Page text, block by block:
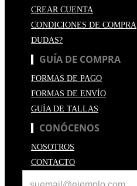
CREAR CUENTA
CONDICIONES DE COMPRA
DUDAS?
GUÍA DE COMPRA
FORMAS DE PAGO
FORMAS DE ENVÍO
GUÍA DE TALLAS
CONÓCENOS
NOSOTROS
CONTACTO